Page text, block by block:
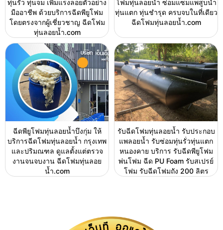
ทุ่นรั่ว ทุ่นจม เพิ่มแรงลอยตัวอย่าง
มืออาชีพ ด้วยบริการฉีดพียูโฟม
โดยตรงจากผู้เชี่ยวชาญ ฉีดโฟม
ทุ่นลอยน้ำ.com
โฟมทุ่นลอยน้ำ ซ่อมแซมแพสูบน้ำ
ทุ่นแตก ทุ่นชำรุด ครบจบในที่เดียว
ฉีดโฟมทุ่นลอยน้ำ.com
ฉีดพียูโฟมทุ่นลอยน้ำบึงกุ่ม ให้
บริการฉีดโฟมทุ่นลอยน้ำ กรุงเทพ
และปริมณฑล ดูแลตั้งแต่ตรวจ
งานจนจบงาน ฉีดโฟมทุ่นลอย
น้ำ.com
รับฉีดโฟมทุ่นลอยน้ำ รับประกอบ
แพลอยน้ำ รับซ่อมทุ่นรั่วทุ่นแตก
หนองคาย บริการ รับฉีดพียูโฟม
พ่นโฟม ฉีด PU Foam รับสเปรย์
โฟม รับฉีดโฟมถัง 200 ลิตร